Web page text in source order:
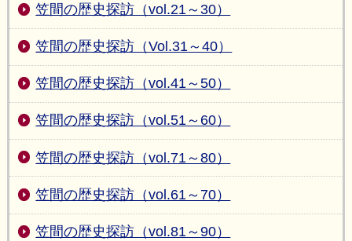
笠間の歴史探訪（vol.21～30）
笠間の歴史探訪（Vol.31～40）
笠間の歴史探訪（vol.41～50）
笠間の歴史探訪（vol.51～60）
笠間の歴史探訪（vol.71～80）
笠間の歴史探訪（vol.61～70）
笠間の歴史探訪（vol.81～90）